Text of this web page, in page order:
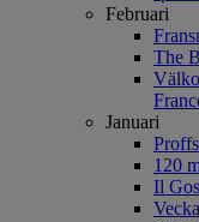
Februari
The
Januari
120
Il